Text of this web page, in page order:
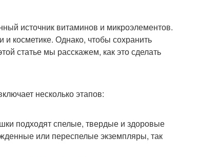
источник витаминов и микроэлементов.
косметике. Однако, чтобы сохранить
статье мы расскажем, как это сделать
несколько этапов:
подходят спелые, твердые и здоровые
или переспелые экземпляры, так